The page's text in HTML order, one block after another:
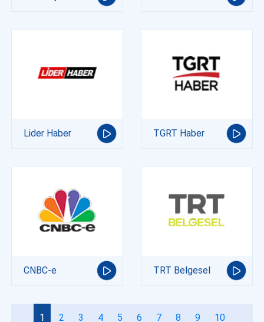
Lider Haber TGRT Haber
CNBC-e TRT Belgesel
1 2 3 4 5 6 7 8 9 10